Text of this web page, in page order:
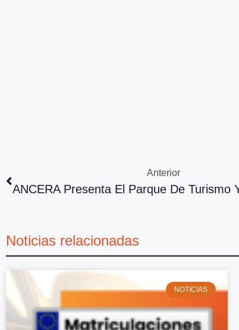
Anterior
ANCERA Presenta El Parque De Turismo
Noticias relacionadas
NOTICIAS